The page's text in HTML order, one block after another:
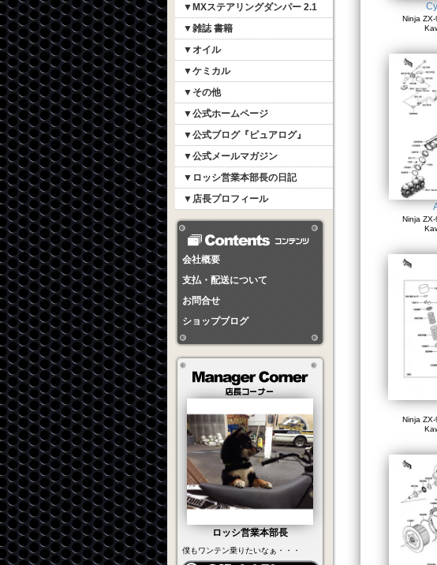
▼MXステアリングダンパー 2.1
▼雑誌 書籍
▼オイル
▼ケミカル
▼その他
▼公式ホームページ
▼公式ブログ『ピュアログ』
▼公式メールマガジン
▼ロッシ営業本部長の日記
▼店長プロフィール
会社概要
支払・配送について
お問合せ
ショップブログ
ロッシ営業本部長
僕もワンテン乗りたいなぁ・・・
Ninja
Ninja
Ninja